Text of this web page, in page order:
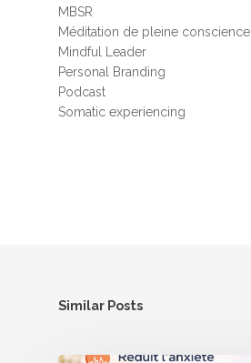
MBSR
Méditation de pleine conscience
Mindful Leader
Personal Branding
Podcast
Somatic experiencing
Similar Posts